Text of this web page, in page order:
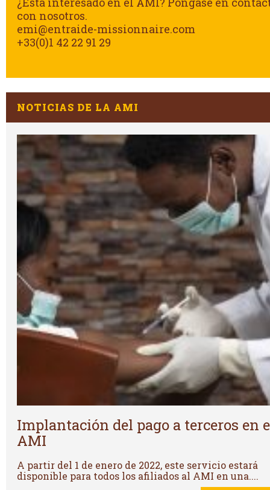
con nosotros.
emi@entraide-missionnaire.com
+33(0)1 42 22 91 29
NOTICIAS DE LA AMI
Implantación del pago a terceros en
AMI
A partir del 1 de enero de 2022, este servicio estará
disponible para todos los afiliados al AMI en una....